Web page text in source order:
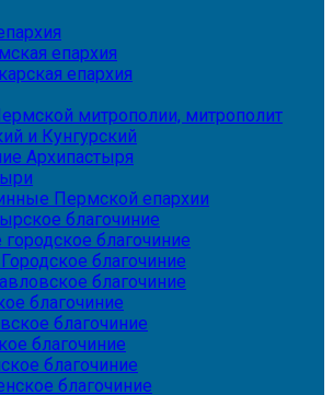
епархия
епархия
митрополии, митрополит
и Кунгурский
Архипастыря
Пермской епархии
благочиние
благочиние
благочиние
благочиние
благочиние
благочиние
благочиние
благочиние
благочиние